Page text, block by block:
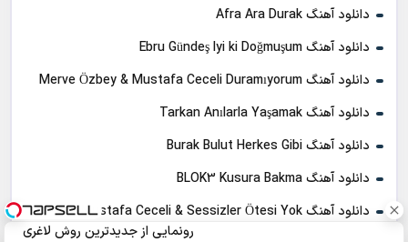
رونمایی از جدیدترین روش لاغری
دانلود آهنگ Afra Ara Durak
دانلود آهنگ Ebru Gündeş Iyi ki Doğmuşum
دانلود آهنگ Merve Özbey & Mustafa Ceceli Duramıyorum
دانلود آهنگ Tarkan Anılarla Yaşamak
دانلود آهنگ Burak Bulut Herkes Gibi
دانلود آهنگ BLOK3 Kusura Bakma
دانلود آهنگ Mustafa Ceceli & Sessizler Ötesi Yok